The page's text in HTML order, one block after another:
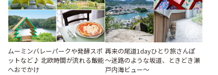
ムーミンバレーパークや発酵スポ
ットなど♪ 北欧時間が流れる飯能
へおでかけ
再来の尾道1dayひとり旅さんぽ
～迷路のような坂道、ときどき瀬
戸内海ビュー～